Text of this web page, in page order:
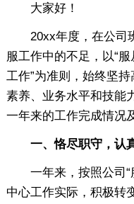
大家好！
20xx年度，在公司班
服工作中的不足，以“
工作”为准则，始终坚
素养、业务水平和技能
一年来的工作完成情况
一、恪尽职守，认
一年来，按照公司“
中心工作实际，积极转